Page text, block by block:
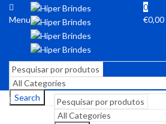
Menu
0
€0,00
Search